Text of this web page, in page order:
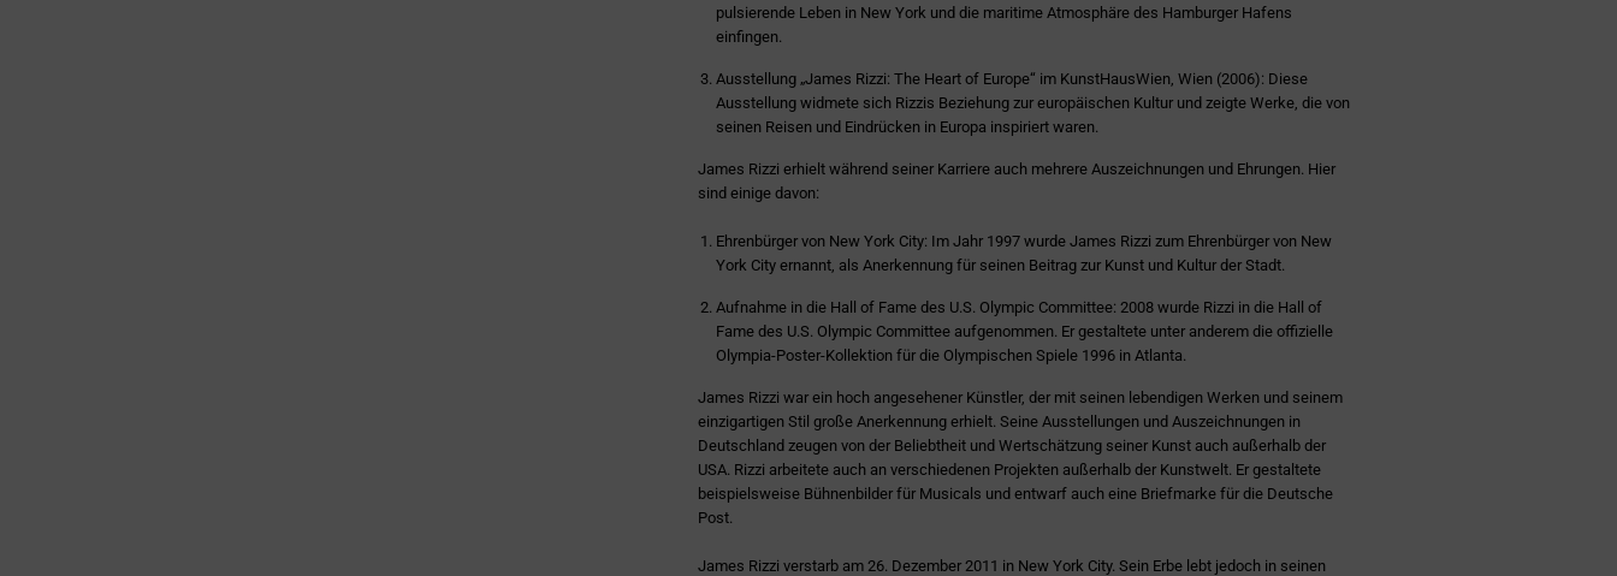
pulsierende Leben in New York und die maritime Atmosphäre des Hamburger Hafens
einfingen.
Ausstellung „James Rizzi: The Heart of Europe“ im KunstHausWien, Wien (2006): Diese
Ausstellung widmete sich Rizzis Beziehung zur europäischen Kultur und zeigte Werke, die von
seinen Reisen und Eindrücken in Europa inspiriert waren.
James Rizzi erhielt während seiner Karriere auch mehrere Auszeichnungen und Ehrungen. Hier
sind einige davon:
Ehrenbürger von New York City: Im Jahr 1997 wurde James Rizzi zum Ehrenbürger von New
York City ernannt, als Anerkennung für seinen Beitrag zur Kunst und Kultur der Stadt.
Aufnahme in die Hall of Fame des U.S. Olympic Committee: 2008 wurde Rizzi in die Hall of
Fame des U.S. Olympic Committee aufgenommen. Er gestaltete unter anderem die offizielle
Olympia-Poster-Kollektion für die Olympischen Spiele 1996 in Atlanta.
James Rizzi war ein hoch angesehener Künstler, der mit seinen lebendigen Werken und seinem
einzigartigen Stil große Anerkennung erhielt. Seine Ausstellungen und Auszeichnungen in
Deutschland zeugen von der Beliebtheit und Wertschätzung seiner Kunst auch außerhalb der
USA. Rizzi arbeitete auch an verschiedenen Projekten außerhalb der Kunstwelt. Er gestaltete
beispielsweise Bühnenbilder für Musicals und entwarf auch eine Briefmarke für die Deutsche
Post.
James Rizzi verstarb am 26. Dezember 2011 in New York City. Sein Erbe lebt jedoch in seinen